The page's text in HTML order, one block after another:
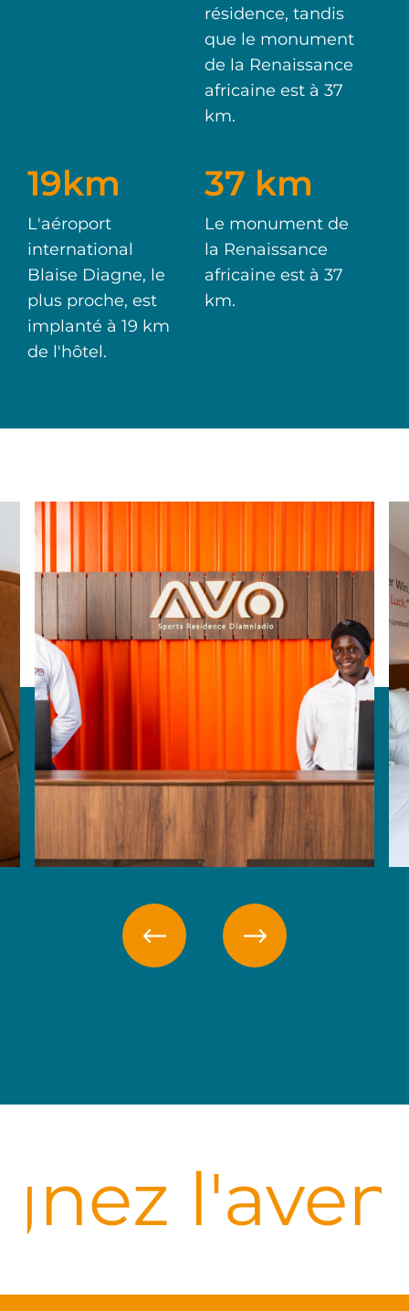
résidence, tandis
que le monument
de la Renaissance
africaine est à 37
km.
19km
L'aéroport
international
Blaise Diagne, le
plus proche, est
implanté à 19 km
de l'hôtel.
37 km
Le monument de
la Renaissance
africaine est à 37
km.